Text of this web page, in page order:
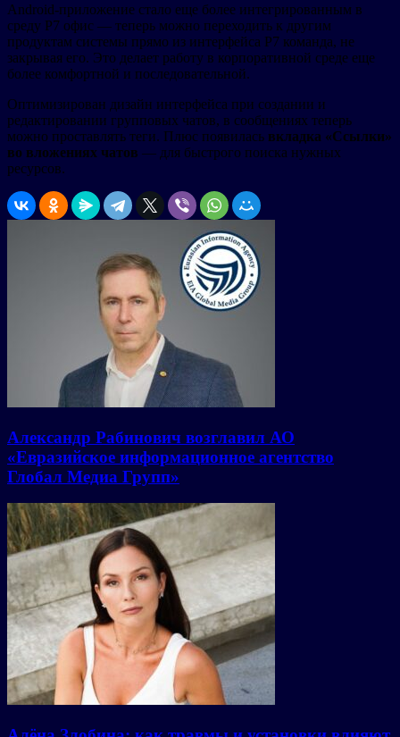
Android-приложение стало еще более интегрированным в
среду Р7 офис — теперь можно переходить к другим
продуктам системы прямо из интерфейса Р7 команда, не
закрывая его. Это делает работу в корпоративной среде еще
более комфортной и последовательной.
Оптимизирован дизайн интерфейса при создании и
редактировании групповых чатов, в сообщениях теперь
можно проставлять теги. Плюс появилась вкладка «Ссылки»
во вложениях чатов — для быстрого поиска нужных
ресурсов.
Александр Рабинович возглавил АО
«Евразийское информационное агентство
Глобал Медиа Групп»